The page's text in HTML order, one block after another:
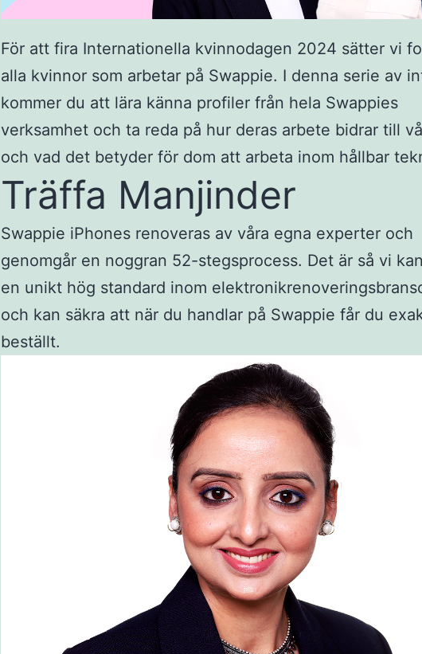
För att fira Internationella kvinnodagen 2024 sätter vi
alla kvinnor som arbetar på Swappie. I denna serie av
kommer du att lära känna profiler från hela Swappies
verksamhet och ta reda på hur deras arbete bidrar till
och vad det betyder för dom att arbeta inom hållbar
Träffa Manjinder
Swappie iPhones renoveras av våra egna experter och
genomgår en noggran 52-stegsprocess. Det är så vi
en unikt hög standard inom
och kan säkra att när du handlar på Swappie får du
beställt.